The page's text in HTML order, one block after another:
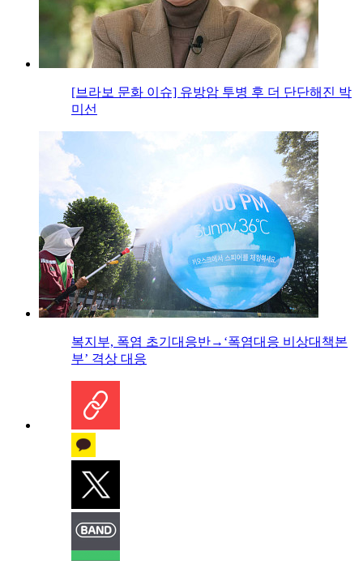
[브라보 문화 이슈] 유방암 투병 후 더 단단해진 박
미선
복지부, 폭염 초기대응반→‘폭염대응 비상대책본
부’ 격상 대응